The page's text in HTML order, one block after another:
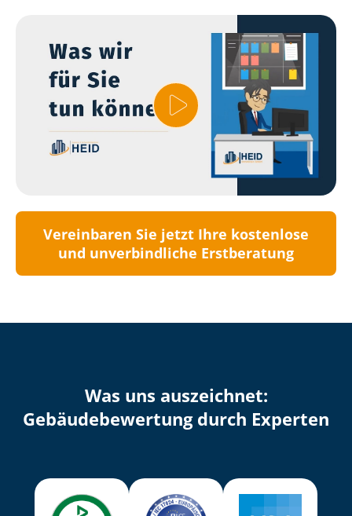
Vereinbaren Sie jetzt Ihre kostenlose
und unverbindliche Erstberatung
Was uns auszeichnet:
Ge­bäu­de­be­wer­tung durch Experten